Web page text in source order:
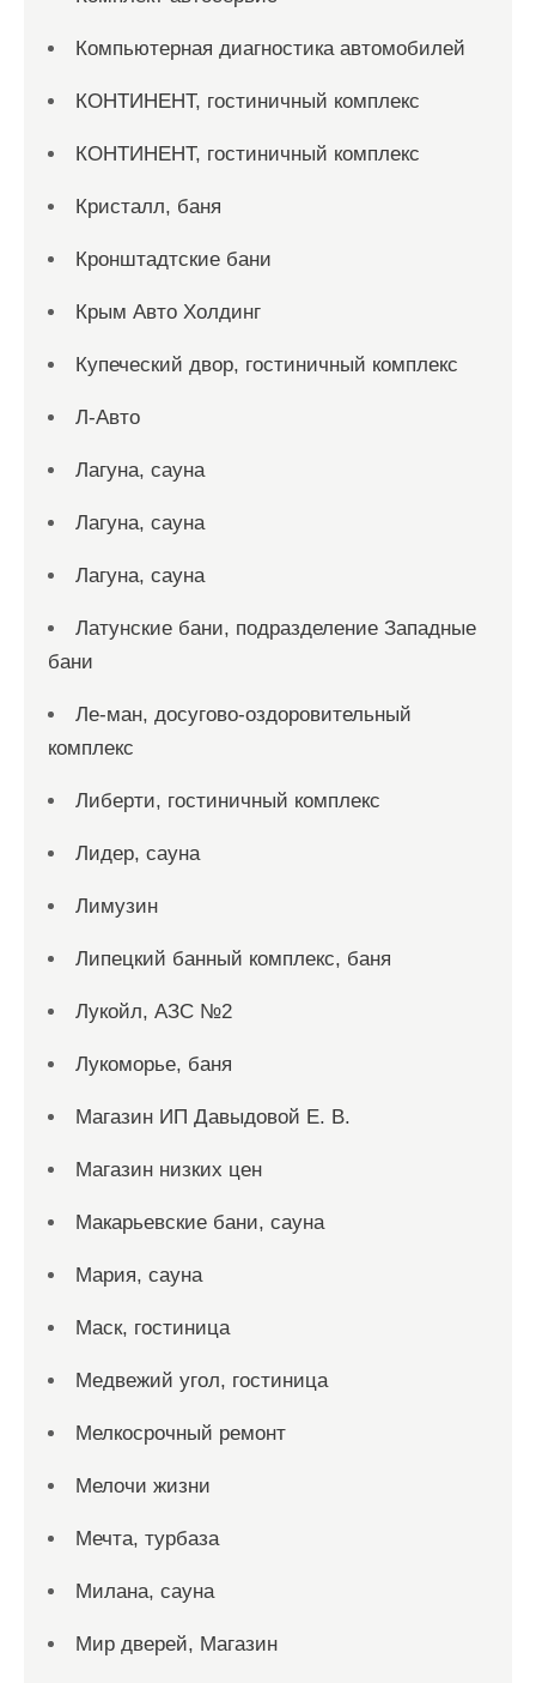
Компьютерная диагностика автомобилей
КОНТИНЕНТ, гостиничный комплекс
КОНТИНЕНТ, гостиничный комплекс
Кристалл, баня
Кронштадтские бани
Крым Авто Холдинг
Купеческий двор, гостиничный комплекс
Л-Авто
Лагуна, сауна
Лагуна, сауна
Лагуна, сауна
Латунские бани, подразделение Западные
бани
Ле-ман, досугово-оздоровительный
комплекс
Либерти, гостиничный комплекс
Лидер, сауна
Лимузин
Липецкий банный комплекс, баня
Лукойл, АЗС №2
Лукоморье, баня
Магазин ИП Давыдовой Е. В.
Магазин низких цен
Макарьевские бани, сауна
Мария, сауна
Маск, гостиница
Медвежий угол, гостиница
Мелкосрочный ремонт
Мелочи жизни
Мечта, турбаза
Милана, сауна
Мир дверей, Магазин